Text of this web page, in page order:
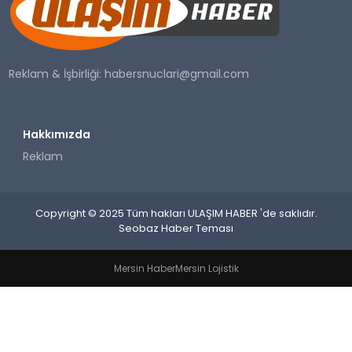
SAĞLIK
YAŞAM
Reklam & İşbirliği:habersnuclari@gmail.com
Hakkımızda
Reklam
Copyright © 2025 Tüm hakları ULAŞIM HABER 'de saklıdır.
Seobaz Haber Teması
Mersin HaberMersin Lojistik